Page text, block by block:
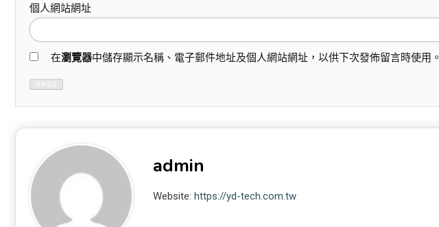
個人網站網址
在瀏覽器中儲存顯示名稱、電子郵件地址及個人網站網址，以供下次發佈留言時使用。
admin
Website:https://yd-tech.com.tw